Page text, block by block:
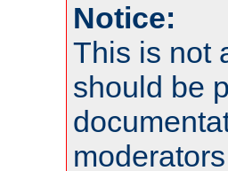
Notice:
This is not
should be